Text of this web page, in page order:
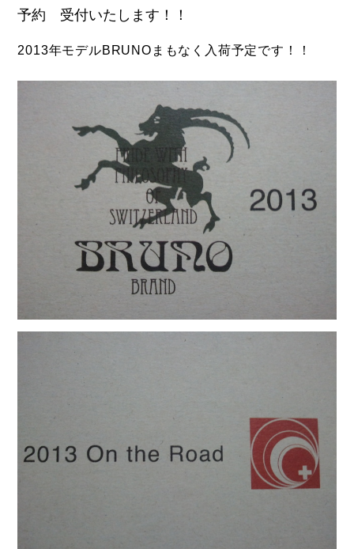
GIOS（ジオス）
RITEWAY（ライトウェイ）
tern Crest
tern SURGE PRO
tern SURGE UNO
マルイのかわいいキャップ
予約 受付いたします！！
2013年モデルBRUNOまもなく入荷予定です！！